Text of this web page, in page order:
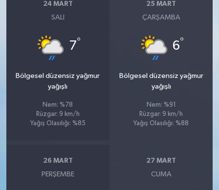
24 MART
SALI
7°
Bölgesel düzensiz yağmur
yağışlı
Nem: %78
Rüzgar: 9 km/h
Yağış Olasılığı: %85
25 MART
ÇARŞAMBA
6°
Bölgesel düzensiz yağmur
yağışlı
Nem: %91
Rüzgar: 9 km/h
Yağış Olasılığı: %88
26 MART
PERŞEMBE
27 MART
CUMA